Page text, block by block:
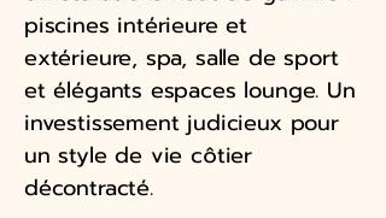
piscines intérieure et
extérieure, spa, salle de sport
et élégants espaces lounge. Un
investissement judicieux pour
un style de vie côtier
décontracté.